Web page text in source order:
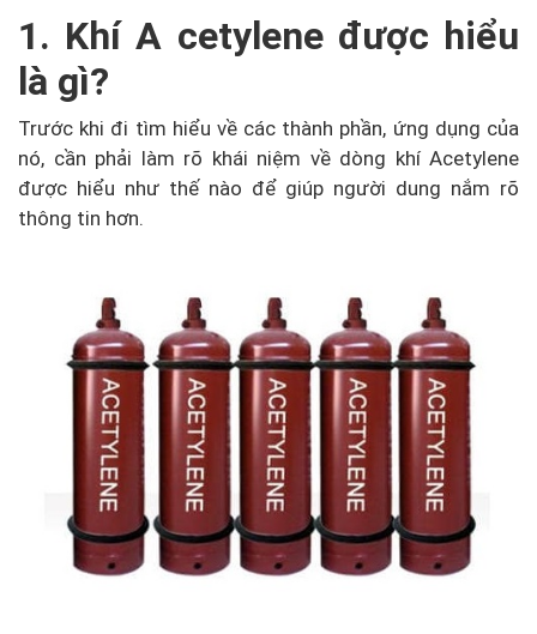
1. Khí A cetylene được hiểu
là gì?
Trước khi đi tìm hiểu về các thành phần, ứng dụng của
nó, cần phải làm rõ khái niệm về dòng khí Acetylene
được hiểu như thế nào để giúp người dung nắm rõ
thông tin hơn.